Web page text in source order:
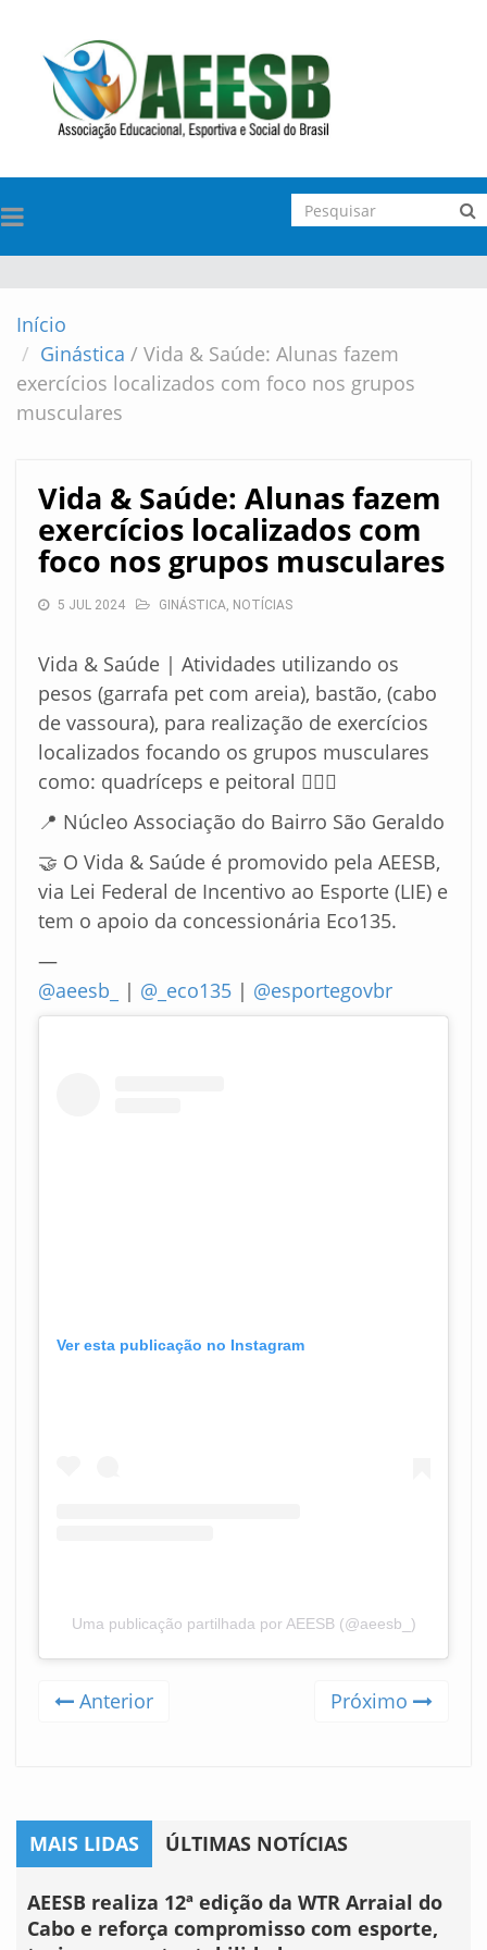
TOGGLE
NAVIGATION
Início
Ginástica / Vida & Saúde: Alunas fazem
exercícios localizados com foco nos grupos
musculares
Vida & Saúde: Alunas fazem
exercícios localizados com
foco nos grupos musculares
5 JUL 2024 GINÁSTICA, NOTÍCIAS
Vida & Saúde | Atividades utilizando os
pesos (garrafa pet com areia), bastão, (cabo
de vassoura), para realização de exercícios
localizados focando os grupos musculares
como: quadríceps e peitoral 🤸🏽‍♀️
📍 Núcleo Associação do Bairro São Geraldo
🤝 O Vida & Saúde é promovido pela AEESB,
via Lei Federal de Incentivo ao Esporte (LIE) e
tem o apoio da concessionária Eco135.
—
@aeesb_
| @_eco135 | @esportegovbr
Ver esta publicação no Instagram
Uma publicação partilhada por AEESB (@aeesb_)
Anterior Próximo
MAIS LIDAS ÚLTIMAS NOTÍCIAS
AEESB realiza 12ª edição da WTR Arraial do
Cabo e reforça compromisso com esporte,